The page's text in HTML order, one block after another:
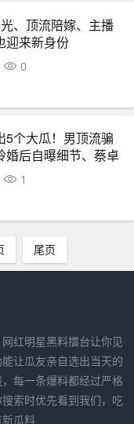
、顶流陪嫁、主播
迎来新身份
0
5个大瓜！男顶流骗
婚后自曝细节、蔡卓
1
尾页
红明星黑料擂台让你见
让瓜友亲自选出当天的
每一条爆料都经过严格
索时优先看到我们，吃
瓜料